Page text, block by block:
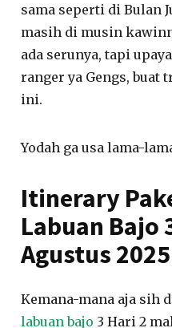
sama seperti di Bulan
masih di musin
ada serunya, tapi
ranger ya Gengs, buat
ini.
Yodah ga usa lama-
Itinerary
Labuan Bajo
Agustus 2025
Kemana-mana aja sih
labuan bajo 3 Hari 2